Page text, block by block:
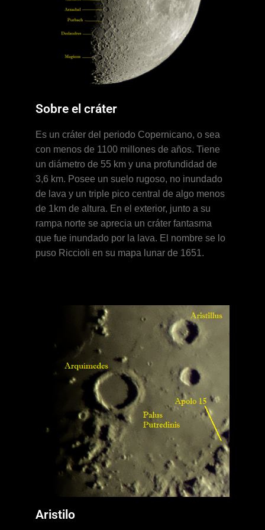
Sobre el cráter
Es un cráter del periodo Copernicano, o sea
con menos de 1100 millones de años. Tiene
un diámetro de 55 km y una profundidad de
3,6 km. Posee un suelo rugoso, no inundado
de lava y un triple pico central de algo menos
de 1km de altura. En el exterior, junto a su
rampa norte se aprecia un cráter fantasma
que fue inundado por la lava. El nombre se lo
puso Riccioli en su mapa lunar de 1651.
Aristilo